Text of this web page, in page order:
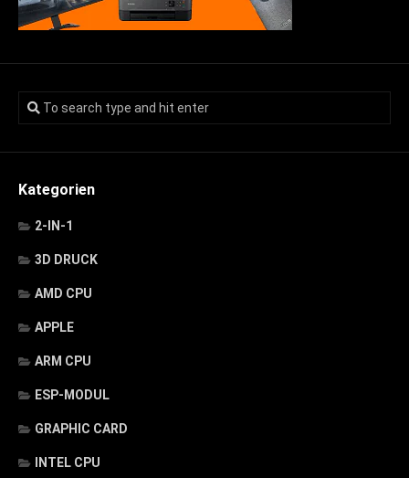
Kategorien
2-IN-1
3D DRUCK
AMD CPU
APPLE
ARM CPU
ESP-MODUL
GRAPHIC CARD
INTEL CPU